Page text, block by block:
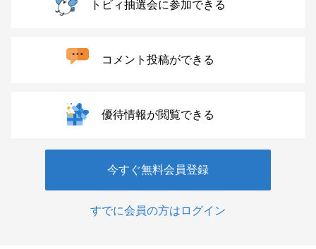
トビィ抽選会に参加できる
コメント投稿ができる
優待情報が閲覧できる
今すぐ無料会員登録
すでに会員の方はログイン